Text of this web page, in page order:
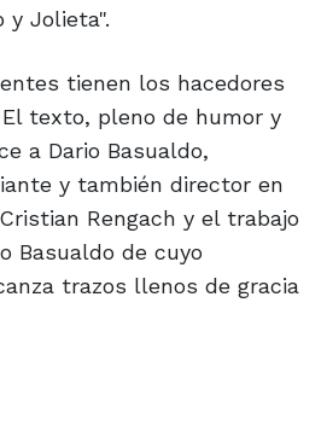
y Jolieta".
tienen los hacedores
texto, pleno de humor y
a Dario Basualdo,
y también director en
Rengach y el trabajo
Basualdo de cuyo
trazos llenos de gracia